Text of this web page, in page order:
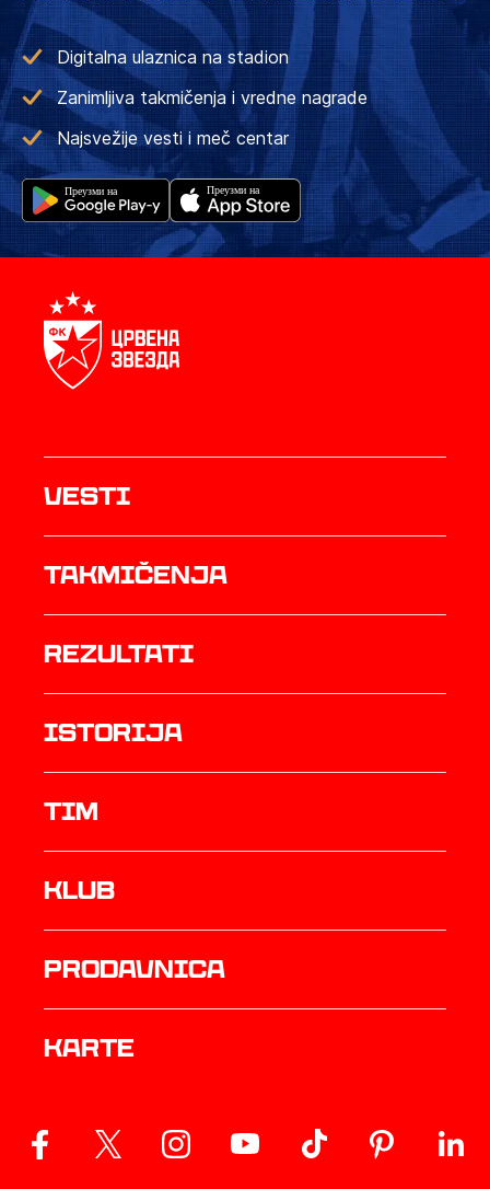
Digitalna ulaznica na stadion
Zanimljiva takmičenja i vredne nagrade
Najsvežije vesti i meč centar
Vesti
Takmičenja
rezultati
istorija
TIM
Klub
prodavnica
Karte